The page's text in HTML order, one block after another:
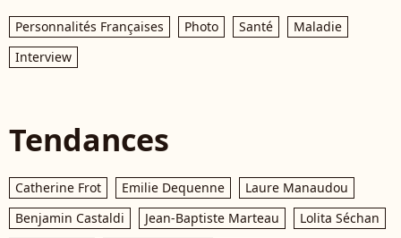
Personnalités Françaises Photo Santé
Maladie
Interview
Tendances
Catherine Frot Emilie Dequenne
Laure Manaudou
Benjamin Castaldi
Jean-Baptiste Marteau
Lolita Séchan